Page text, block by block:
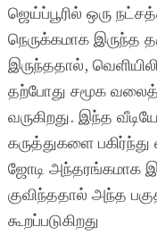
ஜெய்ப்பூரில் ஒரு
நெருக்கமாக இருந்த
இருந்ததால்,
தற்போது சமூக
வருகிறது. இந்த
கருத்துகளை
ஜோடி அந்தரங்கமாக
குவிந்ததால் அந்த
கூறப்படுகிறது